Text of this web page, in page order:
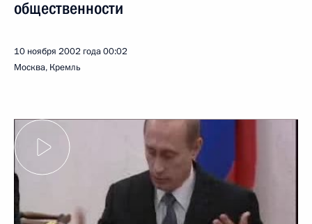
общественности
10 ноября 2002 года00:02
Москва, Кремль